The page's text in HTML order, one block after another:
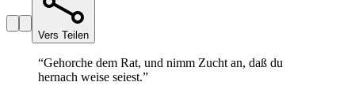
Vers Teilen
“Gehorche dem Rat, und nimm Zucht an, daß du
hernach weise seiest.”